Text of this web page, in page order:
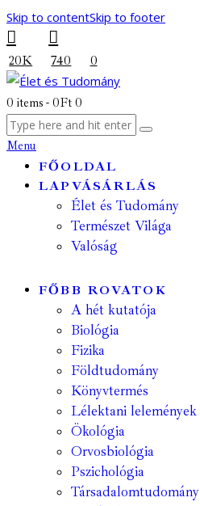
Skip to contentSkip to footer
20K 740 0
0 items - 0Ft 0
Menu
FŐOLDAL
LAPVÁSÁRLÁS
Élet és Tudomány
Természet Világa
Valóság
FŐBB ROVATOK
A hét kutatója
Biológia
Fizika
Földtudomány
Könyvtermés
Lélektani lelemények
Ökológia
Orvosbiológia
Pszichológia
Társadalomtudomány